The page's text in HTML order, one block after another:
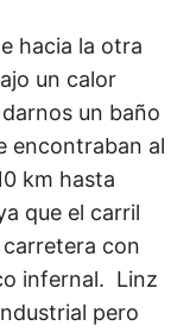
hacia la otra
un calor
un baño
encontraban al
km hasta
que el carril
con
infernal. Linz
pero